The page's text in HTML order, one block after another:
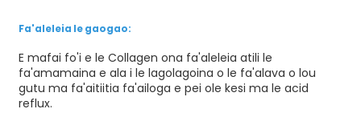
Fa'aleleia le gaogao:
E mafai fo'i e le Collagen ona fa'aleleia atili le
fa'amamaina e ala i le lagolagoina o le fa'alava o lou
gutu ma fa'aitiitia fa'ailoga e pei ole kesi ma le acid
reflux.